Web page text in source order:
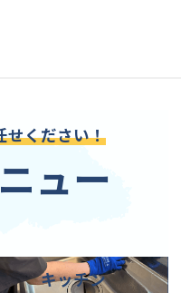
せください！
ュー
キッチン